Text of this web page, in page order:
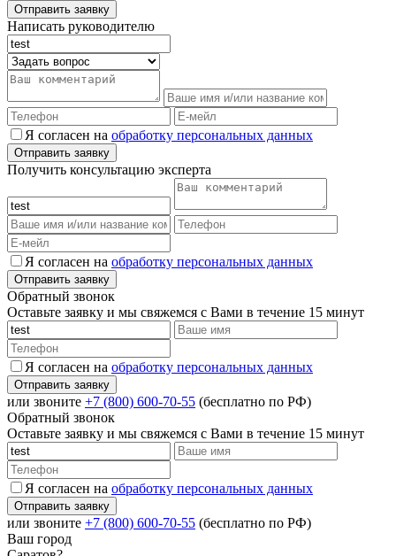
Написать руководителю
Я согласен на обработку персональных данных
Получить консультацию эксперта
Я согласен на обработку персональных данных
Обратный звонок
Оставьте заявку и мы свяжемся с Вами в течение 15 минут
Я согласен на обработку персональных данных
или звоните +7 (800) 600-70-55 (бесплатно по РФ)
Обратный звонок
Оставьте заявку и мы свяжемся с Вами в течение 15 минут
Я согласен на обработку персональных данных
или звоните +7 (800) 600-70-55 (бесплатно по РФ)
Ваш город